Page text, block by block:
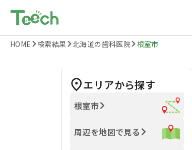
HOME 検索結果 北海道の歯科医院 根室市
エリアから探す
根室市
周辺を地図で見る